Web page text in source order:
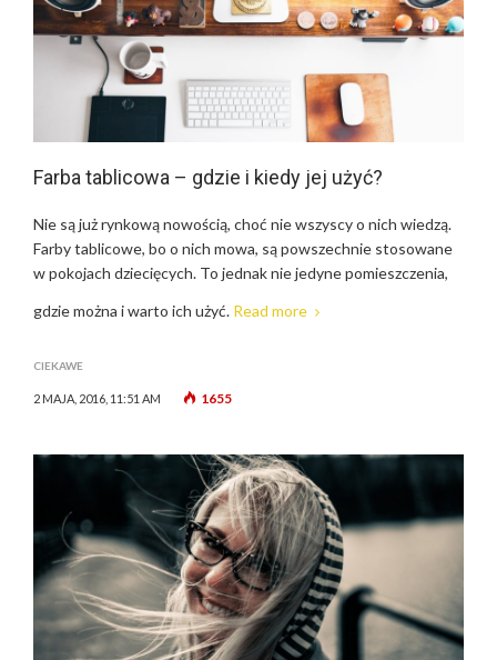
Farba tablicowa – gdzie i kiedy jej użyć?
Nie są już rynkową nowością, choć nie wszyscy o nich wiedzą.
Farby tablicowe, bo o nich mowa, są powszechnie stosowane
w pokojach dziecięcych. To jednak nie jedyne pomieszczenia,
gdzie można i warto ich użyć. Read more
CIEKAWE
2 MAJA, 2016, 11:51 AM 1655